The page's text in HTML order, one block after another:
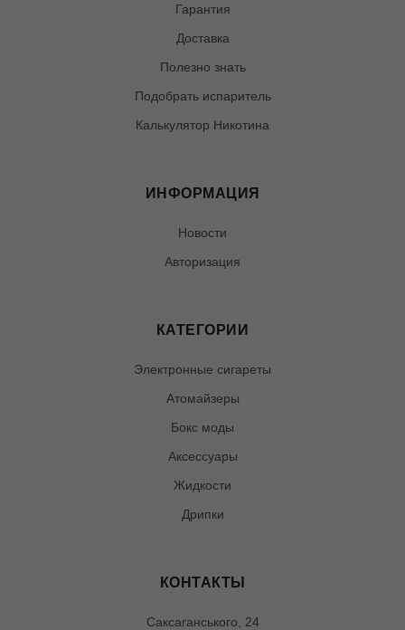
Гарантия
Доставка
Полезно знать
Подобрать испаритель
Калькулятор Никотина
ИНФОРМАЦИЯ
Новости
Авторизация
КАТЕГОРИИ
Электронные сигареты
Атомайзеры
Бокс моды
Аксессуары
Жидкости
Дрипки
КОНТАКТЫ
Саксаганського, 24